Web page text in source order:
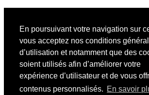
En poursuivant votre navigation sur
vous acceptez nos conditions
d’utilisation et notamment que des
soient utilisés afin d’améliorer votre
expérience d’utilisateur et de vous
contenus personnalisés. En savoir